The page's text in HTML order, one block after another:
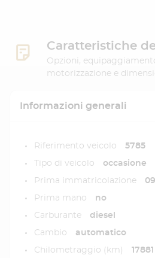
Caratteristiche
Opzioni,
motorizzazione e
Informazioni generali
Riferimento veicolo 5785
Tipo di veicolo occasione
Prima immatricolazione
Prima mano no
Carburante diesel
Cambio automatico
Chilometraggio (km) 17881